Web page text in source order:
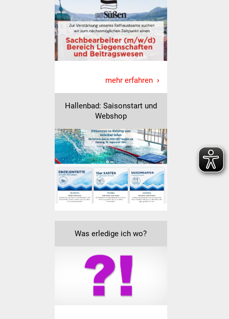
Veranstaltungen
Stadtfest
Ostermarkt
Einrichtungen
Stadtbücherei
Stadtarchiv
Zehntscheuer
Bürgerhaus
Selbsteintrag Vereine
mehr erfahren
Hallenbad: Saisonstart und
Webshop
Was erledige ich wo?